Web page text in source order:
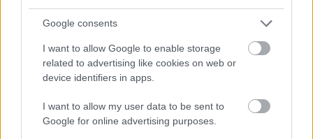
Google consents
I want to allow Google to enable storage
related to advertising like cookies on web or
device identifiers in apps.
I want to allow my user data to be sent to
Google for online advertising purposes.
Új gyalogosátkelők és jelzőlámpás
csomópont épül Angyalföldön
Hódmezővásárhely jó hírű református
iskoláját